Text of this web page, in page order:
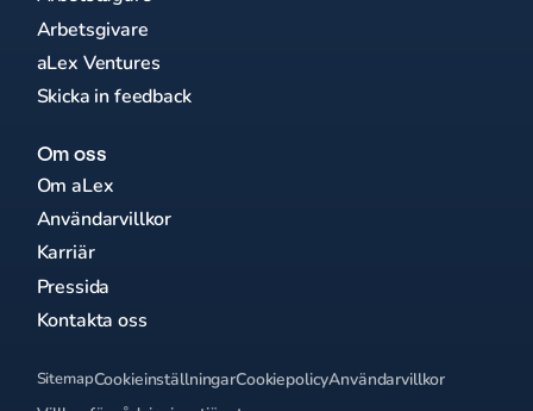
Arbetsgivare
aLex Ventures
Skicka in feedback
Om oss
Om aLex
Användarvillkor
Karriär
Pressida
Kontakta oss
SitemapCookieinställningarCookiepolicyAnvändarvillkor